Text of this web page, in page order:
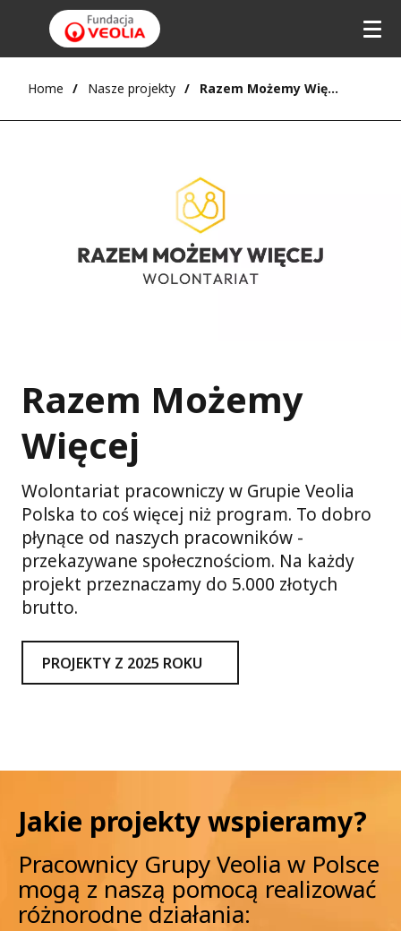
Home Nasze projekty Razem Możemy Więcej
Razem Możemy
Więcej
Wolontariat pracowniczy w Grupie Veolia
Polska to coś więcej niż program. To dobro
płynące od naszych pracowników -
przekazywane społecznościom. Na każdy
projekt przeznaczamy do 5.000 złotych
brutto.
PROJEKTY Z 2025 ROKU
Jakie projekty wspieramy?
Pracownicy Grupy Veolia w Polsce
mogą z naszą pomocą realizować
różnorodne działania: